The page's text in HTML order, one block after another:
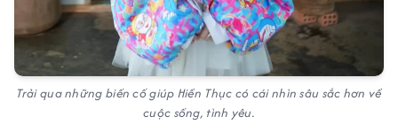
Trải qua những biến cố giúp Hiền Thục có cái nhìn sâu sắc hơn về
cuộc sống, tình yêu.